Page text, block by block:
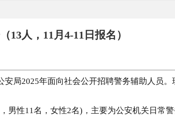
13人，11月4-11日报名）
2025年面向社会公开招聘警务辅助人员。
性11名，女性2名)，主要为公安机关日常